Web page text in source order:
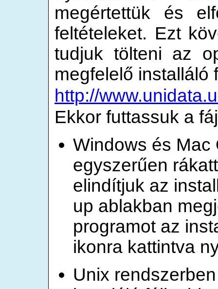
megértettük és
feltételeket. Ezt
tudjuk tölteni az
megfelelő installáló
http://
Ekkor futtassuk a
Windows és Mac
egyszerűen
elindítjuk az
up ablakban
programot az
ikonra kattintva
Unix